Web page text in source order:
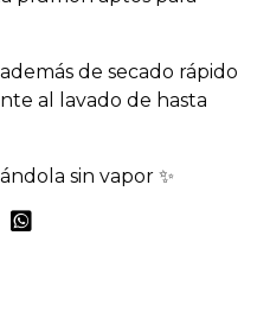
de secado rápido
al lavado de hasta
sin vapor ✨